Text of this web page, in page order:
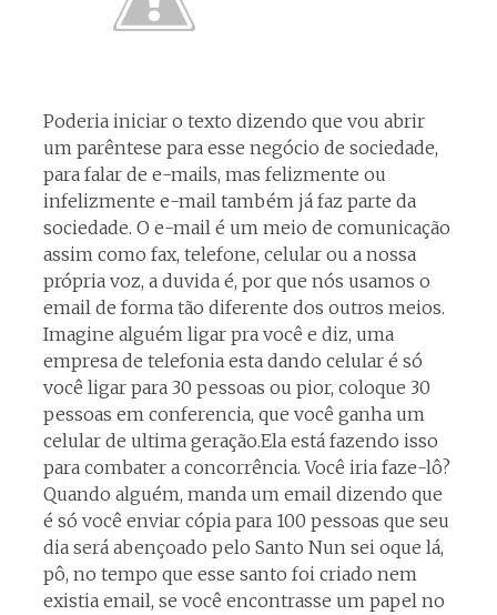
Poderia iniciar o texto dizendo que vou abrir
um parêntese para esse negócio de sociedade,
para falar de e-mails, mas felizmente ou
infelizmente e-mail também já faz parte da
sociedade. O e-mail é um meio de comunicação
assim como fax, telefone, celular ou a nossa
própria voz, a duvida é, por que nós usamos o
email de forma tão diferente dos outros meios.
Imagine alguém ligar pra você e diz, uma
empresa de telefonia esta dando celular é só
você ligar para 30 pessoas ou pior, coloque 30
pessoas em conferencia, que você ganha um
celular de ultima geração.Ela está fazendo isso
para combater a concorrência. Você iria faze-lô?
Quando alguém, manda um email dizendo que
é só você enviar cópia para 100 pessoas que seu
dia será abençoado pelo Santo Nun sei oque lá,
pô, no tempo que esse santo foi criado nem
existia email, se você encontrasse um papel no